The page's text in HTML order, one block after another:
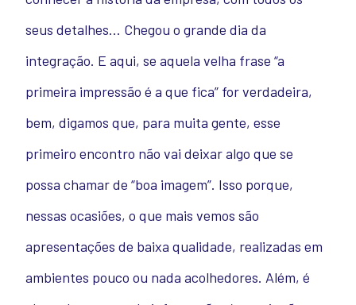
seus detalhes… Chegou o grande dia da
integração. E aqui, se aquela velha frase “a
primeira impressão é a que fica” for verdadeira,
bem, digamos que, para muita gente, esse
primeiro encontro não vai deixar algo que se
possa chamar de “boa imagem”. Isso porque,
nessas ocasiões, o que mais vemos são
apresentações de baixa qualidade, realizadas em
ambientes pouco ou nada acolhedores. Além, é